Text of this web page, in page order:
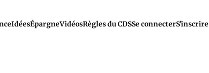
IdéesÉpargneVidéosRègles du CDSSe connecterS'inscrire